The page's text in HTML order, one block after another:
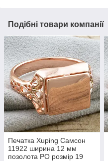
Подібні товари компанії
Печатка Xuping Самсон
11922 ширина 12 мм
позолота РО розмір 19